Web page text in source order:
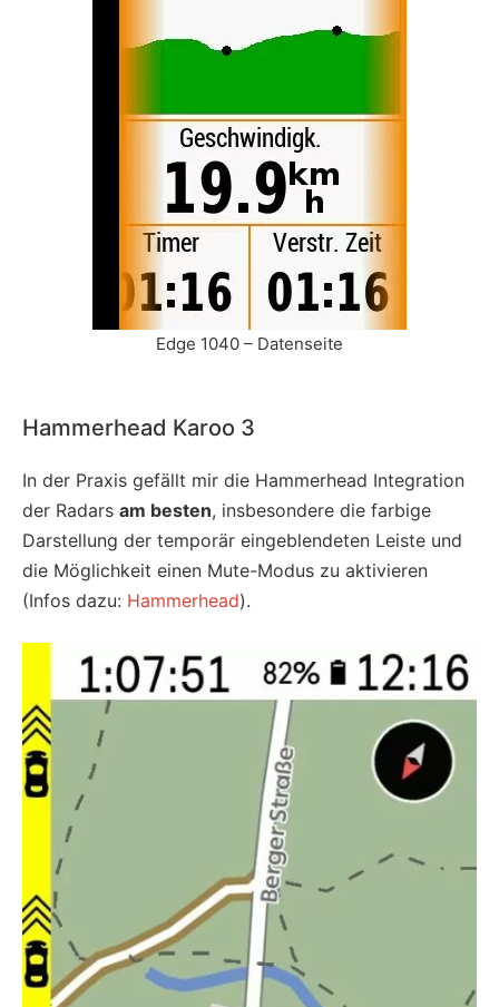
Edge 1040 – Datenseite
Hammerhead Karoo 3
In der Praxis gefällt mir die Hammerhead Integration
der Radars am besten, insbesondere die farbige
Darstellung der temporär eingeblendeten Leiste und
die Möglichkeit einen Mute-Modus zu aktivieren
(Infos dazu: Hammerhead).